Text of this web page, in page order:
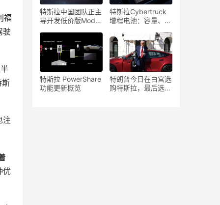
福
驶
斯
注
优
特斯拉中国团队正主
导开发低价版Model
特斯拉Cybertruck
增程电池：容量、续
特斯拉 PowerShare
功能更新概览
特朗普今日在白宫选
购特斯拉，最后选了